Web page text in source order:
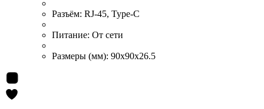
Разъём: RJ-45, Type-C
Питание: От сети
Размеры (мм): 90x90x26.5